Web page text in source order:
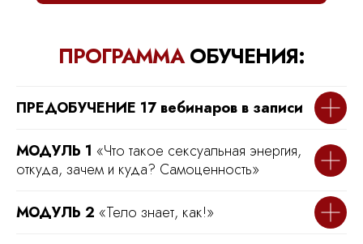
ПРОГРАММАОБУЧЕНИЯ:
ПРЕДОБУЧЕНИЕ 17 вебинаров в записи
МОДУЛЬ 1 «Что такое сексуальная энергия,
откуда, зачем и куда? Самоценность»
МОДУЛЬ 2 «Тело знает, как!»